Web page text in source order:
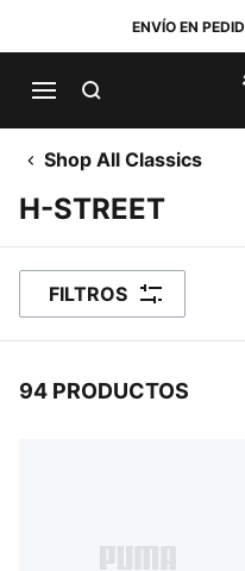
ENVÍO EN
Shop All Classics
H-STREET
FILTROS
94 PRODUCTOS